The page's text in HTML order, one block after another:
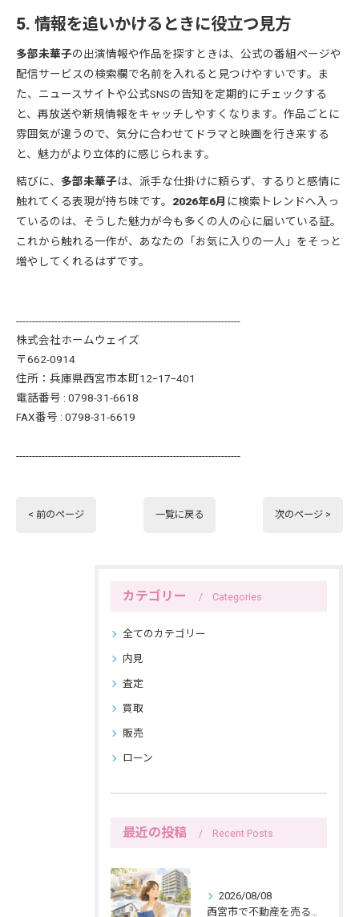
5. 情報を追いかけるときに役立つ見方
多部未華子の出演情報や作品を探すときは、公式の番組ページや
配信サービスの検索欄で名前を入れると見つけやすいです。ま
た、ニュースサイトや公式SNSの告知を定期的にチェックする
と、再放送や新規情報をキャッチしやすくなります。作品ごとに
雰囲気が違うので、気分に合わせてドラマと映画を行き来する
と、魅力がより立体的に感じられます。
結びに、 多部未華子は、派手な仕掛けに頼らず、するりと感情に
触れてくる表現が持ち味です。 2026年6月 に検索トレンドへ入っ
ているのは、そうした魅力が今も多くの人の心に届いている証。
これから触れる一作が、あなたの「お気に入りの一人」をそっと
増やしてくれるはずです。
----------------------------------------------------------------------
株式会社ホームウェイズ
〒662-0914
住所：兵庫県西宮市本町12ｰ17ｰ401
電話番号 : 0798-31-6618
FAX番号 : 0798-31-6619
----------------------------------------------------------------------
< 前のページ 一覧に戻る 次のページ >
カテゴリー Categories
全てのカテゴリー
内見
査定
買取
販売
ローン
最近の投稿 Recent Posts
2026/08/08